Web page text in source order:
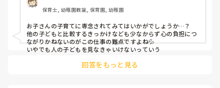
耳鼻科でうつの薬と耳鳴りの薬をもらっています。
保育園に復帰するのか怖いです。
子どもが可愛いと思えません。
以前まで子どものクラスの子たちや職場の子たちが寄ってき
と思ってしまいます。
保育士, 幼稚園教諭, 保育園, 幼稚園
お子さんの子育てに専念されてみてはいかがでしょうか…？
他の子どもと比較するきっかけなども少なからず心の負担につ
ながりかねないのがこの仕事の難点ですよね💦
いやでも人の子どもを見なきゃいけないっていう
回答をもっと見る